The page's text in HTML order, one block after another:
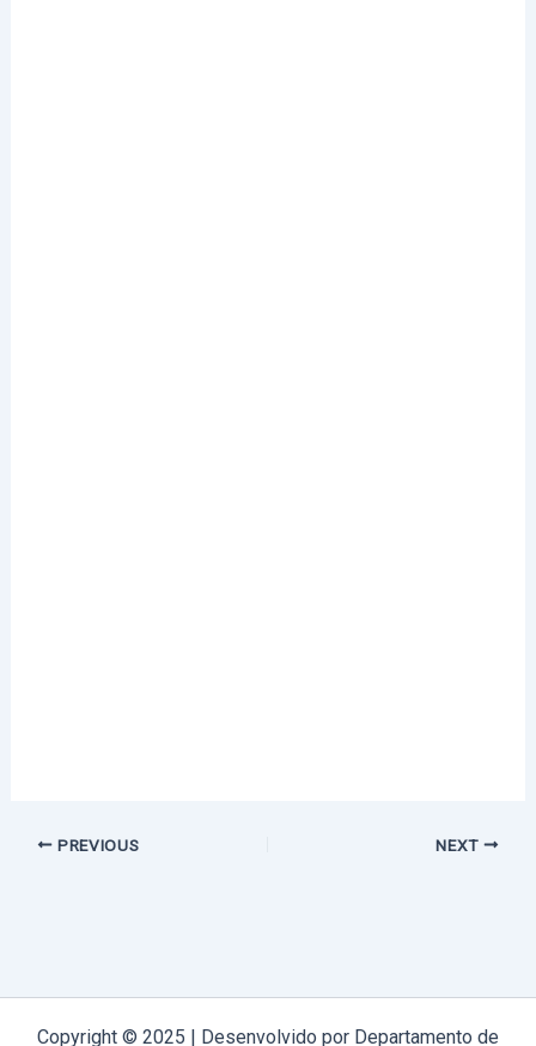
PREVIOUS NEXT
Copyright © 2025 | Desenvolvido por Departamento de